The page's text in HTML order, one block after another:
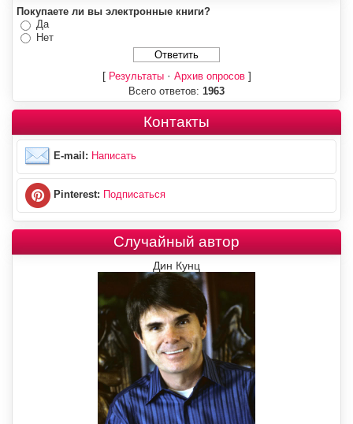
Покупаете ли вы электронные книги?
Да
Нет
[ Результаты· Архив опросов]
Всего ответов: 1963
Контакты
E-mail: Написать
Pinterest: Подписаться
Случайный автор
Дин Кунц